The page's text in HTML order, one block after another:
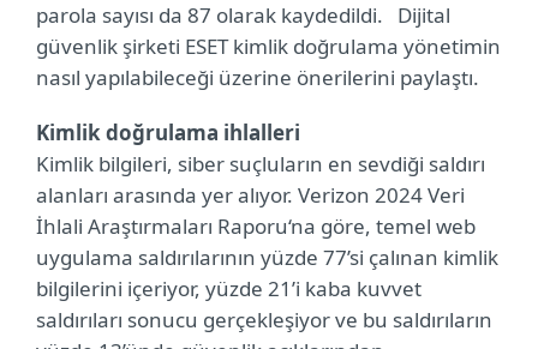
parola sayısı da 87 olarak kaydedildi. Dijital
güvenlik şirketi ESET kimlik doğrulama yönetimin
nasıl yapılabileceği üzerine önerilerini paylaştı.
Kimlik doğrulama ihlalleri
Kimlik bilgileri, siber suçluların en sevdiği saldırı
alanları arasında yer alıyor. Verizon 2024 Veri
İhlali Araştırmaları Raporu‘na göre, temel web
uygulama saldırılarının yüzde 77’si çalınan kimlik
bilgilerini içeriyor, yüzde 21’i kaba kuvvet
saldırıları sonucu gerçekleşiyor ve bu saldırıların